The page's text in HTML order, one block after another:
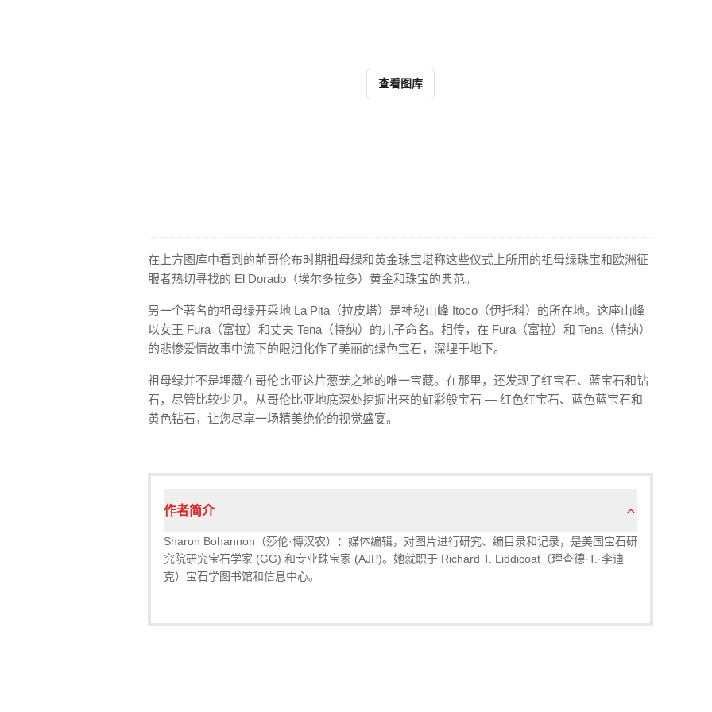
查看图库
在上方图库中看到的前哥伦布时期祖母绿和黄金珠宝堪称这些仪式上所用的祖母绿珠宝和欧洲征
服者热切寻找的 El Dorado（埃尔多拉多）黄金和珠宝的典范。
另一个著名的祖母绿开采地 La Pita（拉皮塔）是神秘山峰 Itoco（伊托科）的所在地。这座山峰
以女王 Fura（富拉）和丈夫 Tena（特纳）的儿子命名。相传，在 Fura（富拉）和 Tena（特纳）
的悲惨爱情故事中流下的眼泪化作了美丽的绿色宝石，深埋于地下。
祖母绿并不是埋藏在哥伦比亚这片葱茏之地的唯一宝藏。在那里，还发现了红宝石、蓝宝石和钻
石，尽管比较少见。从哥伦比亚地底深处挖掘出来的虹彩般宝石 — 红色红宝石、蓝色蓝宝石和
黄色钻石，让您尽享一场精美绝伦的视觉盛宴。
作者简介
Sharon Bohannon（莎伦·博汉农）：媒体编辑，对图片进行研究、编目录和记录，是美国宝石研
究院研究宝石学家 (GG) 和专业珠宝家 (AJP)。她就职于 Richard T. Liddicoat（理查德·T.·李迪
克）宝石学图书馆和信息中心。